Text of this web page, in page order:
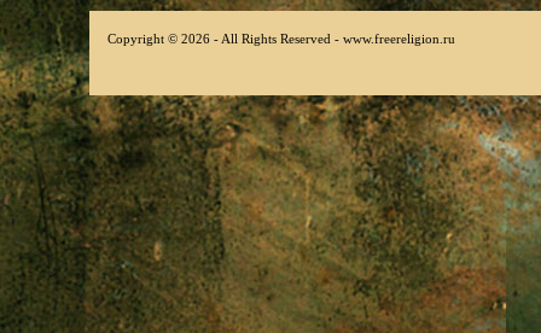
Copyright © 2026 - All Rights Reserved - www.freereligion.ru